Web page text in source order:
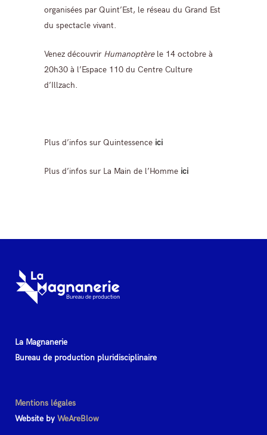
organisées par Quint’Est, le réseau du Grand Est
du spectacle vivant.
Venez découvrir Humanoptère le 14 octobre à
20h30 à l’Espace 110 du Centre Culture
d’Illzach.
Plus d’infos sur Quintessence ici
Plus d’infos sur La Main de l’Homme ici
La Magnanerie
Bureau de production pluridisciplinaire
Mentions légales
Website by WeAreBlow